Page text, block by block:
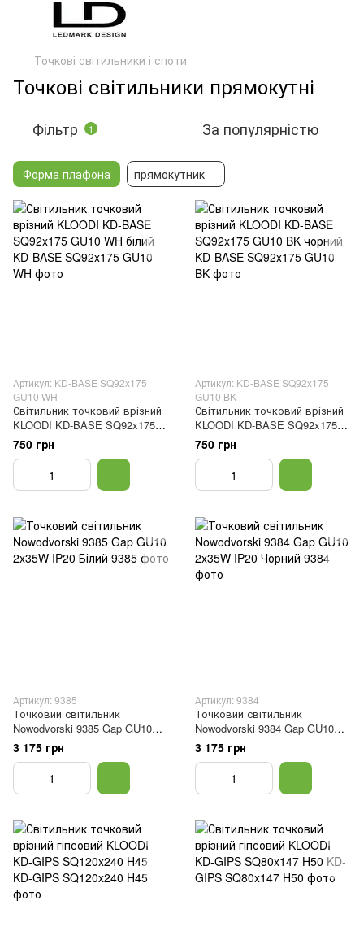
Точкові світильники і споти
Точкові світильники прямокутні
Фільтр 1 За популярністю
Форма плафона прямокутник
Артикул: KD-BASE SQ92x175
GU10 WH
Світильник точковий врізний
KLOODI KD-BASE SQ92x175
GU10 WH білий
750 грн
Артикул: KD-BASE SQ92x175
GU10 BK
Світильник точковий врізний
KLOODI KD-BASE SQ92x175
GU10 BK чорний
750 грн
Артикул: 9385
Точковий світильник
Nowodvorski 9385 Gap GU10
2x35W IP20 Білий
3 175 грн
Артикул: 9384
Точковий світильник
Nowodvorski 9384 Gap GU10
2x35W IP20 Чорний
3 175 грн